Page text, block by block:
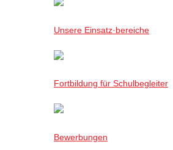
Unsere Einsatz·bereiche
Fortbildung für Schulbegleiter
Bewerbungen